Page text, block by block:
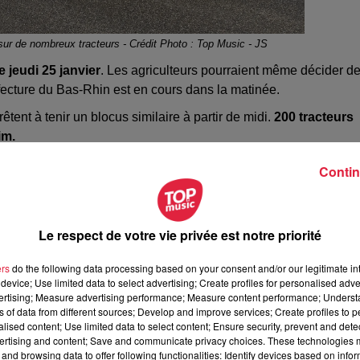
de nombreux tracteurs - Crédit Photo : Top Music - JS
jeudi 25 janvier. Les agriculteurs pourraient même décider de
du Bas-Rhin est en cours dans la matinée.
à tenir un blocus similaire à partir de midi. 200 tracteurs
Strasbourg.
pic.twitter.com/gr22p5zi9A
le long de la M35.
dw8aXmvoUH
Le respect de votre vie privée est notre priorité
do the following data processing based on your consent and/or our legitimate
Use limited data to select advertising; Create profiles for personalised
Measure advertising performance; Measure content performance;
of data from different sources; Develop and improve services; Create profiles to
content; Use limited data to select content; Ensure security, prevent and
and content; Save and communicate privacy choices. These technologies
browsing data to offer following functionalities: Identify devices based on